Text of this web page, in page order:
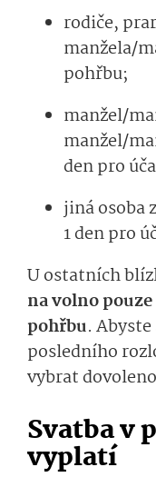
rodiče,
manžela/
pohřbu;
manžel/
manžel/
denpro
jináosoba
1 denpro
Uostatních
na volno
pohřbu.
posledního
vybrat
Svatba v
vyplatí